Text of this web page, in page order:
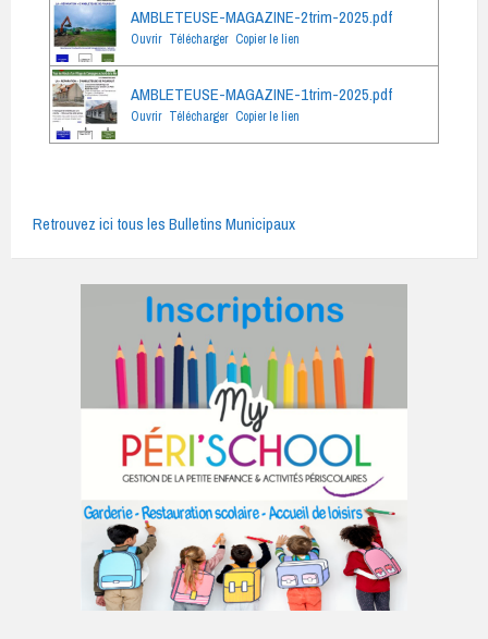
AMBLETEUSE-MAGAZINE-2trim-2025.pdf
Ouvrir Télécharger Copier le lien
AMBLETEUSE-MAGAZINE-1trim-2025.pdf
Ouvrir Télécharger Copier le lien
Retrouvez ici tous les Bulletins Municipaux